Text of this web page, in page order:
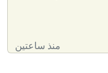
منذ ساعتين